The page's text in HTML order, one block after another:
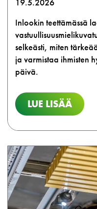
19.5.2026
Inlookin teettämässä
selkeästi, miten
ja varmistaa ihmisten
päivä.
LUE LISÄÄ